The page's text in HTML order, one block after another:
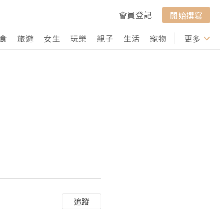
會員登記
開始撰寫
旅遊 女生 玩樂 親子 生活 寵物 行山 打卡
更多
追蹤